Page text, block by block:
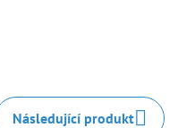
Následující produkt